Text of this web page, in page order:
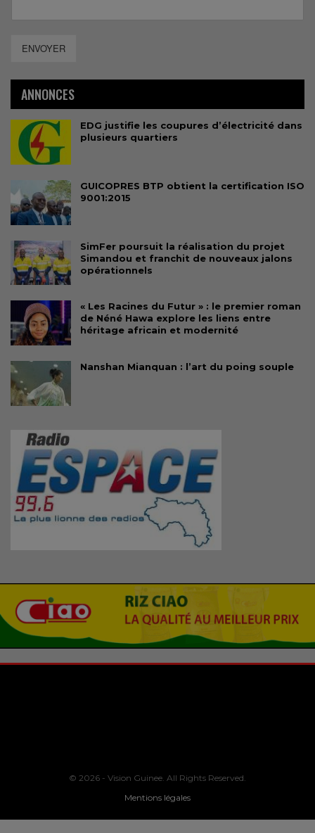
ENVOYER
ANNONCES
EDG justifie les coupures d’électricité dans
plusieurs quartiers
GUICOPRES BTP obtient la certification ISO
9001:2015
SimFer poursuit la réalisation du projet
Simandou et franchit de nouveaux jalons
opérationnels
« Les Racines du Futur » : le premier roman
de Néné Hawa explore les liens entre
héritage africain et modernité
Nanshan Mianquan : l’art du poing souple
© 2026 - Vision Guinee. All Rights Reserved.
Mentions légales